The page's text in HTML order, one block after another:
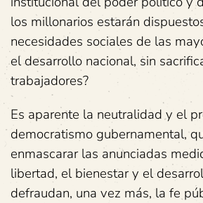
los millonarios estarán
necesidades sociales de las
el desarrollo nacional, sin
trabajadores?
Es aparente la neutralidad y el
democratismo gubernamental,
enmascarar las anunciadas
libertad, el bienestar y el
defraudan, una vez más, la fe